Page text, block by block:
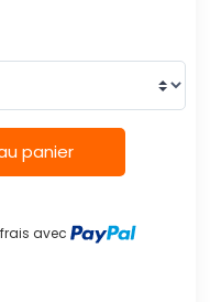
panier
avec